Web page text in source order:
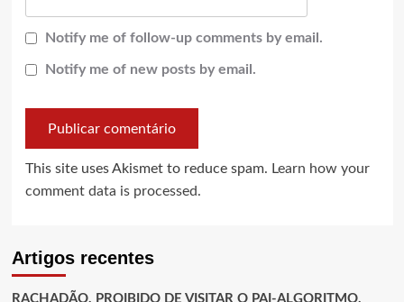
Notify me of follow-up comments by email.
Notify me of new posts by email.
This site uses Akismet to reduce spam. Learn how your
comment data is processed.
Artigos recentes
RACHADÃO, PROIBIDO DE VISITAR O PAI-ALGORITMO,